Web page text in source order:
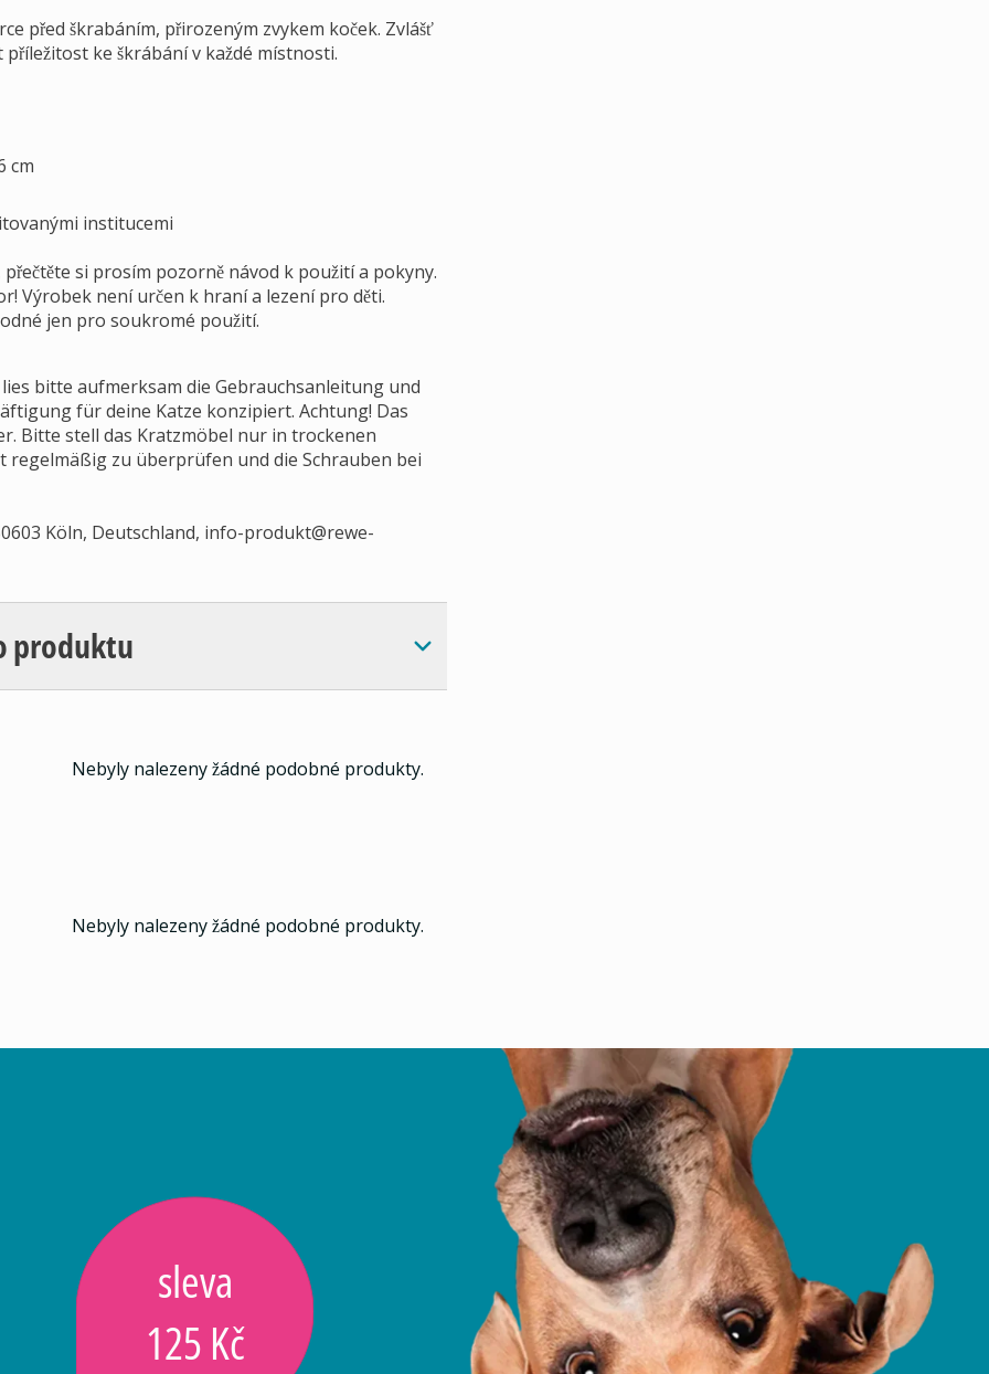
před škrabáním, přirozeným zvykem koček. Zvlášť
ke škrábání v každé místnosti.
cm
institucemi
si prosím pozorně návod k použití a pokyny.
Výrobek není určen k hraní a lezení pro děti.
jen pro soukromé použití.
bitte aufmerksam die Gebrauchsanleitung und
für deine Katze konzipiert. Achtung! Das
Bitte stell das Kratzmöbel nur in trockenen
zu überprüfen und die Schrauben bei
Köln, Deutschland, info-produkt@rewe-
produktu
Nebyly nalezeny žádné podobné produkty.
Nebyly nalezeny žádné podobné produkty.
sleva
125 Kč